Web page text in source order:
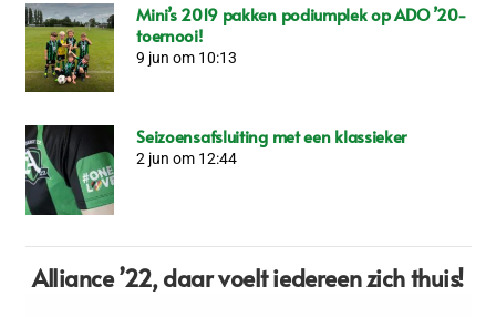
Mini’s 2019 pakken podiumplek op ADO ’20-
toernooi!
9 jun om 10:13
Seizoensafsluiting met een klassieker
2 jun om 12:44
Alliance ’22,daar voelt iedereen zich thuis!